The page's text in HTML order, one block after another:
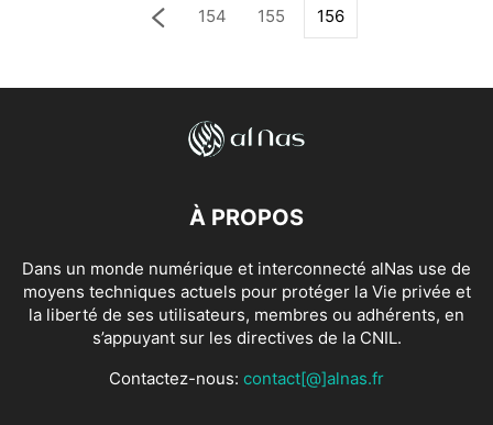
154 155 156
À PROPOS
Dans un monde numérique et interconnecté alNas use de
moyens techniques actuels pour protéger la Vie privée et
la liberté de ses utilisateurs, membres ou adhérents, en
s’appuyant sur les directives de la CNIL.
Contactez-nous: contact[@]alnas.fr